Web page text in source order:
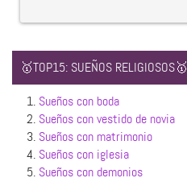
🥇TOP15: SUEÑOS RELIGIOSOS🥇
1. Sueños con boda
2. Sueños con vestido de novia
3. Sueños con matrimonio
4. Sueños con iglesia
5. Sueños con demonios